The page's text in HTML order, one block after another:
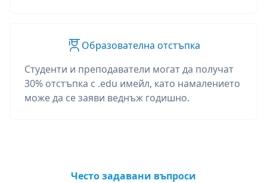
Образователна отстъпка
Студенти и преподаватели могат да получат
30% отстъпка с .edu имейл, като намалението
може да се заяви веднъж годишно.
Често задавани въпроси